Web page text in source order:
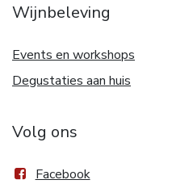
Wijnbeleving
Events en workshops
Degustaties aan huis
Volg ons
Facebook